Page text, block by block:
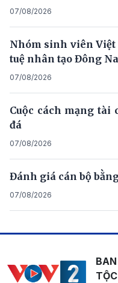
07/08/2026
Nhóm sinh viên
tuệ nhân tạo Đông
07/08/2026
Cuộc cách mạng
đá
07/08/2026
Đánh giá cán bộ
07/08/2026
TỘC